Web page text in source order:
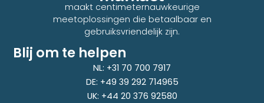
maakt centimeternauwkeurige
meetoplossingen die betaalbaar en
gebruiksvriendelijk zijn.
Blij om te helpen
NL: +31 70 700 7917
DE: +49 39 292 714965
UK: +44 20 376 92580